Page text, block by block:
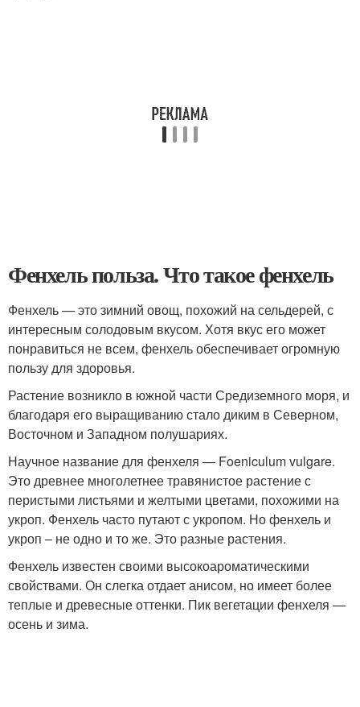
Фенхель польза. Что такое фенхель
Фенхель — это зимний овощ, похожий на сельдерей, с
интересным солодовым вкусом. Хотя вкус его может
понравиться не всем, фенхель обеспечивает огромную
пользу для здоровья.
Растение возникло в южной части Средиземного моря, и
благодаря его выращиванию стало диким в Северном,
Восточном и Западном полушариях.
Научное название для фенхеля — Foeniculum vulgare.
Это древнее многолетнее травянистое растение с
перистыми листьями и желтыми цветами, похожими на
укроп. Фенхель часто путают с укропом. Но фенхель и
укроп – не одно и то же. Это разные растения.
Фенхель известен своими высокоароматическими
свойствами. Он слегка отдает анисом, но имеет более
теплые и древесные оттенки. Пик вегетации фенхеля —
осень и зима.